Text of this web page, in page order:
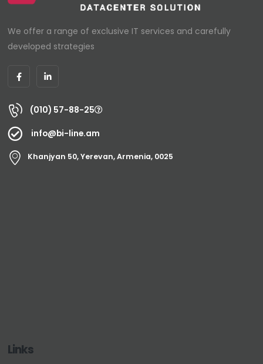
We offer a range of exclusive IT services and carefully
developed strategies
(010) 57-88-25
info@bi-line.am
Khanjyan 50, Yerevan, Armenia, 0025
Links